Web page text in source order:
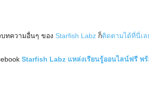
ทความอื่นๆ ของ Starfish Labzก็ติดตามได้ที่นี่เล
Starfish Labz แหล่งเรียนรู้ออนไลน์ฟรี พ